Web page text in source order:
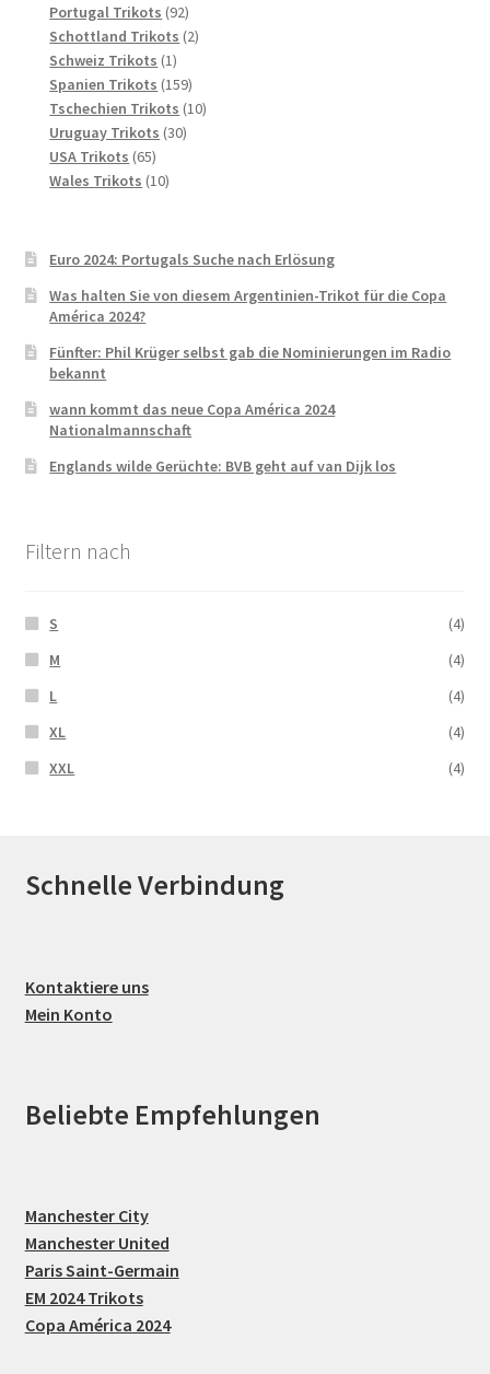
Produkte
Portugal Trikots 9292
Produkte
Schottland Trikots 22
Schweiz Trikots 11
Produkt
Spanien Trikots 159159
Produkte
Tschechien Trikots 1010
Uruguay Trikots 3030
USA Trikots 6565
Produkte
Wales Trikots 1010
Euro 2024: Portugals Suche nach Erlösung
Was halten Sie von diesem Argentinien-Trikot für die Copa
América 2024?
Fünfter: Phil Krüger selbst gab die Nominierungen im Radio
bekannt
wann kommt das neue Copa América 2024
Nationalmannschaft
Englands wilde Gerüchte: BVB geht auf van Dijk los
Filtern nach
S
(4)
M
(4)
L
(4)
XL
(4)
XXL
(4)
Schnelle Verbindung
Kontaktiere uns
Mein Konto
Beliebte Empfehlungen
Manchester City
Manchester United
Paris Saint-Germain
EM 2024 Trikots
Copa América 2024